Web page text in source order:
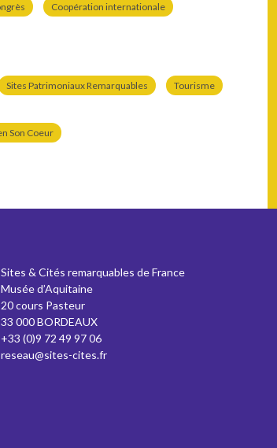
Coopération internationale
Sites Patrimoniaux Remarquables Tourisme
Son Coeur
Sites & Cités remarquables de France
Musée d’Aquitaine
20 cours Pasteur
33 000 BORDEAUX
+33 (0)9 72 49 97 06
reseau@sites-cites.fr